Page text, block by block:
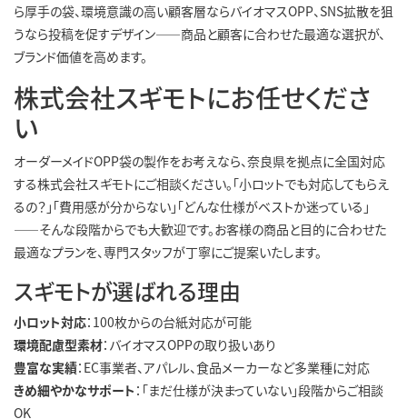
ら厚手の袋、環境意識の高い顧客層ならバイオマスOPP、SNS拡散を狙
うなら投稿を促すデザイン――商品と顧客に合わせた最適な選択が、
ブランド価値を高めます。
株式会社スギモトにお任せくださ
い
オーダーメイドOPP袋の製作をお考えなら、奈良県を拠点に全国対応
する株式会社スギモトにご相談ください。「小ロットでも対応してもらえ
るの？」「費用感が分からない」「どんな仕様がベストか迷っている」
――そんな段階からでも大歓迎です。お客様の商品と目的に合わせた
最適なプランを、専門スタッフが丁寧にご提案いたします。
スギモトが選ばれる理由
小ロット対応：100枚からの台紙対応が可能
環境配慮型素材：バイオマスOPPの取り扱いあり
豊富な実績：EC事業者、アパレル、食品メーカーなど多業種に対応
きめ細やかなサポート ：「まだ仕様が決まっていない」段階からご相談
OK